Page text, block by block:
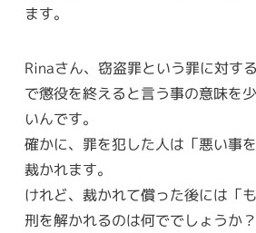
ます。
Rinaさん、窃盗罪という罪に対す
で懲役を終えると言う事の意味を
いんです。
確かに、罪を犯した人は「悪い事
裁かれます。
けれど、裁かれて償った後には「
刑を解かれるのは何ででしょうか